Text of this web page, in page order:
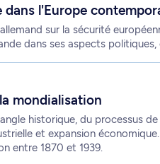
dans l'Europe
sur la sécurité
dans ses aspects
mondialisation
historique, du processus
et expansion
entre 1870 et 1939.